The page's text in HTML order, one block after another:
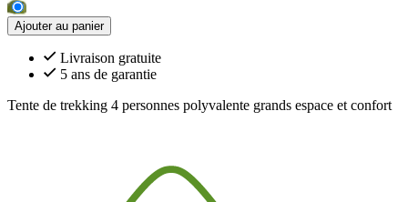
Ajouter au panier
Livraison gratuite
5 ans de garantie
Tente de trekking 4 personnes polyvalente grands espace et confort